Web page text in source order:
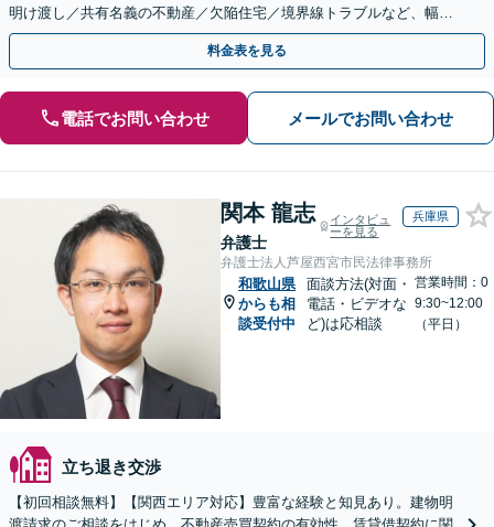
明け渡し／共有名義の不動産／欠陥住宅／境界線トラブルなど、幅広
くご相談を承ります【完全個室】【和歌山駅15分】
料金表を見る
電話でお問い合わせ メールでお問い合わせ
関本 龍志
弁護士
インタビュ
ーを見る
兵庫県
弁護士法人芦屋西宮市民法律事務所
和歌山県
からも相
談受付中
面談方法(対面・
電話・ビデオな
ど)は応相談
営業時間：0
9:30~12:00
（平日）
立ち退き交渉
【初回相談無料】【関西エリア対応】豊富な経験と知見あり。建物明